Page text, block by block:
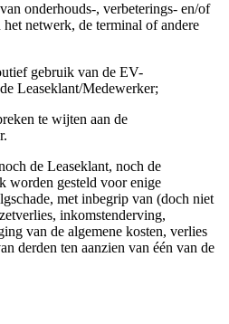
onderhouds-, verbeterings- en/of
netwerk, de terminal of andere
gebruik van de EV-
Leaseklant/Medewerker;
te wijten aan de
de Leaseklant, noch de
worden gesteld voor enige
met inbegrip van (doch niet
inkomstenderving,
van de algemene kosten, verlies
derden ten aanzien van één van de